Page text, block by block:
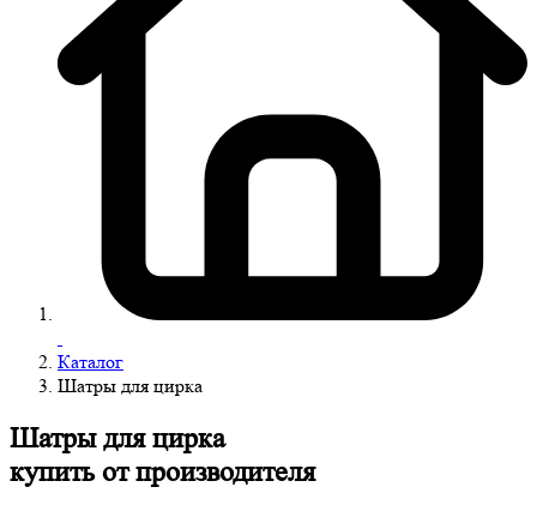
Каталог
Шатры для цирка
Шатры для цирка
купить от производителя